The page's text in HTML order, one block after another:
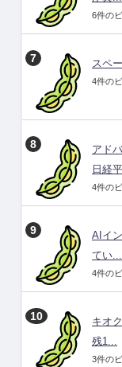
6件の
スペ
4件の
アド
日経
4件の
AIイ
てい...
4件の
キオ
残1...
3件の